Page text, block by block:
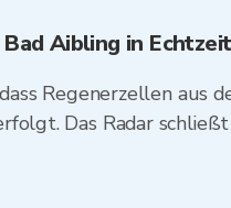
Bad Aibling in
Regenerzellen aus
Das Radar schließt